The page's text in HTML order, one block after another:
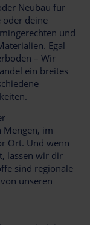
Neubau für
oder deine
und
Egal
– Wir
ein breites
Mengen, im
Ort. Und wenn
lassen wir dir
sind regionale
unseren